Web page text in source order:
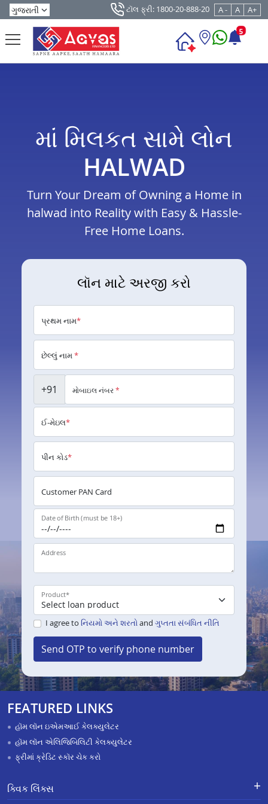
ટૉલ ફ્રી: 1800-20-888-20 A - A A+
5
માં મિલકત સામે લોન
HALWAD
Turn Your Dream of Owning a Home in
halwad into Reality with Easy & Hassle-
Free Home Loans.
લૉન માટે અરજી કરો
પ્રથમ નામ*
છેલ્લું નામ*
+91 મોબાઇલ નંબર*
ઈ-મેઇલ*
પીન કોડ*
Customer PAN Card
Date of Birth (must be 18+)
Address
Product*
I agree to નિયમો અને શરતોand ગુપ્તતા સંબંધિત નીતિ
Send OTP to verify phone number
FEATURED LINKS
હૉમ લૉન ઇએમઆઈ કેલક્યુલેટર
હૉમ લૉન એલિજિબિલિટી કેલક્યુલેટર
ફ્રીમાં ક્રેડિટ સ્કૉર ચેક કરો
ક્વિક લિંક્સ